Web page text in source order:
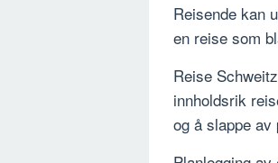
Reisende kan
en reise som
Reise
innholdsrik
og å slappe